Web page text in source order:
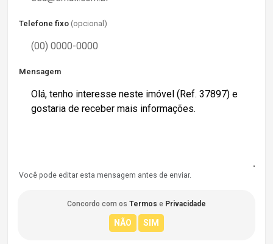
Telefone fixo (opcional)
Mensagem
Você pode editar esta mensagem antes de enviar.
Concordo com os Termos e Privacidade